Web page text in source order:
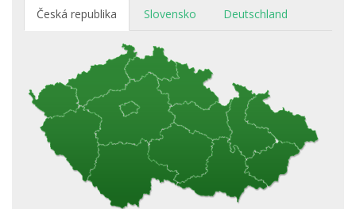
Česká republika Slovensko Deutschland